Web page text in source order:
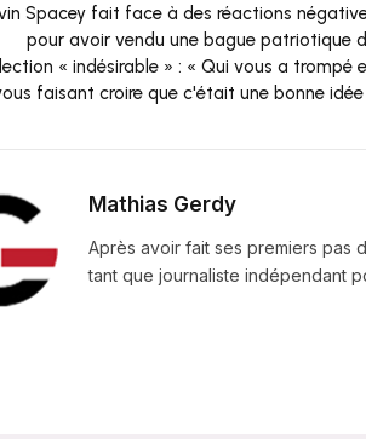
Spacey fait face à des réactions
pour avoir vendu une bague patriotique
« indésirable » : « Qui vous a trompé
faisant croire que c'était une bonne idée
Mathias Gerdy
Après avoir fait ses premiers pas
tant que journaliste indépendant